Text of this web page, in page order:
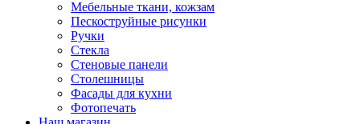
Мебельные ткани, кожзам
Пескоструйные рисунки
Ручки
Стекла
Стеновые панели
Столешницы
Фасады для кухни
Фотопечать